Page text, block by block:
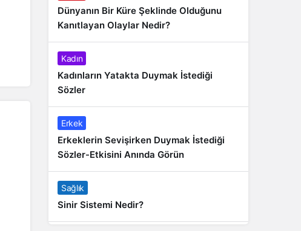
Dünyanın Bir Küre Şeklinde Olduğunu
Kanıtlayan Olaylar Nedir?
Kadın
Kadınların Yatakta Duymak İstediği
Sözler
Erkek
Erkeklerin Sevişirken Duymak İstediği
Sözler-Etkisini Anında Görün
Sağlık
Sinir Sistemi Nedir?